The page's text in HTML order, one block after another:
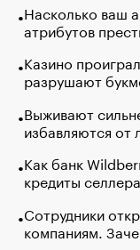
Насколько ваш
атрибутов
Казино
разрушают
Выживают
избавляются от
Как банк
кредиты
Сотрудники
компаниям.